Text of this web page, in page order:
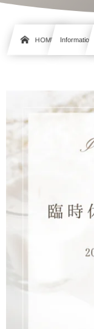
HOME Information